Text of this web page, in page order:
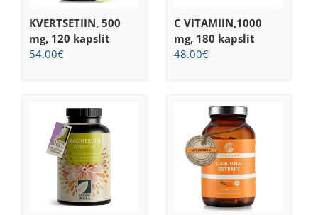
KVERTSETIIN, 500
mg, 120 kapslit
54.00€
C VITAMIIN,1000
mg, 180 kapslit
48.00€